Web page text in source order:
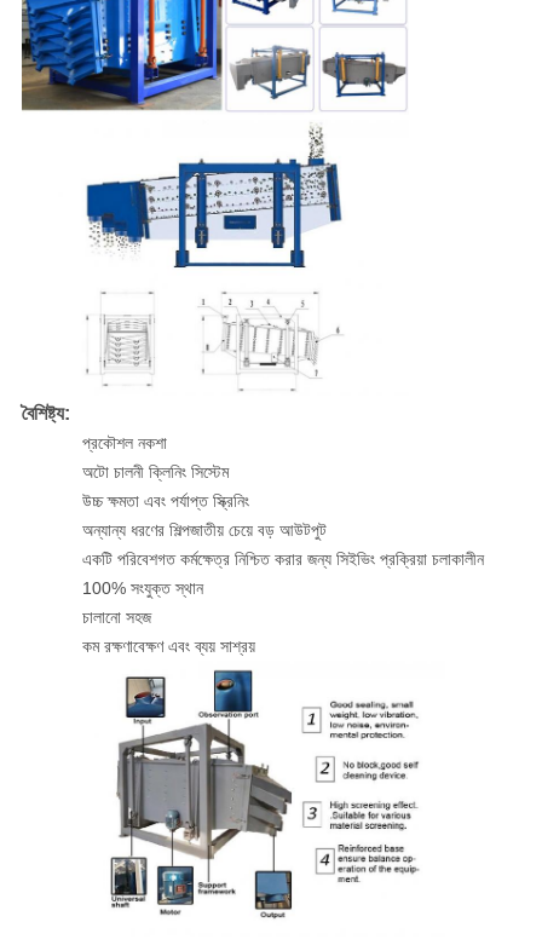
বৈশিষ্ট্য:
প্রকৌশল নকশা
অটো চালনী ক্লিনিং সিস্টেম
উচ্চ ক্ষমতা এবং পর্যাপ্ত স্ক্রিনিং
অন্যান্য ধরণের শিল্পজাতীয় চেয়ে বড় আউটপুট
একটি পরিবেশগত কর্মক্ষেত্র নিশ্চিত করার জন্য সিইভিং প্রক্রিয়া চলাকালীন
100% সংযুক্ত স্থান
চালানো সহজ
কম রক্ষণাবেক্ষণ এবং ব্যয় সাশ্রয়